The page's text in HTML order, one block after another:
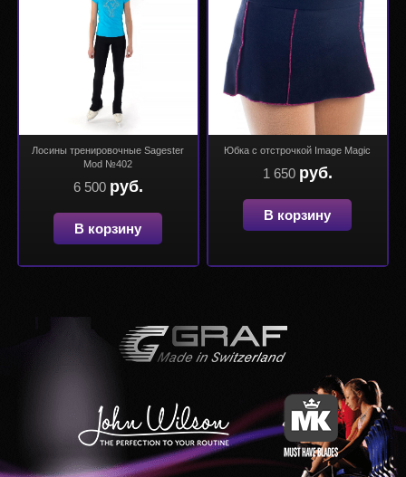
Лосины тренировочные Sagester
Mod №402
6 500 руб.
В корзину
Юбка с отстрочкой Image Magic
1 650 руб.
В корзину